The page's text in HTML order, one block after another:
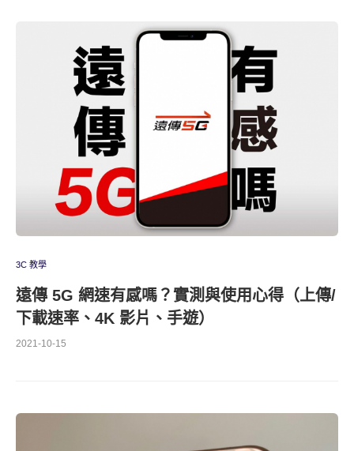
3C 教學
遠傳 5G 網速有感嗎？實測與使用心得（上傳/
下載速率、4K 影片、手遊）
2021-10-15